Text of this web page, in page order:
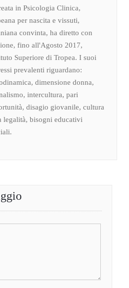
in Psicologia Clinica,
per nascita e vissuti,
convinta, ha diretto con
fino all'Agosto 2017,
Superiore di Tropea. I suoi
prevalenti riguardano:
dimensione donna,
intercultura, pari
disagio giovanile, cultura
legalità, bisogni educativi